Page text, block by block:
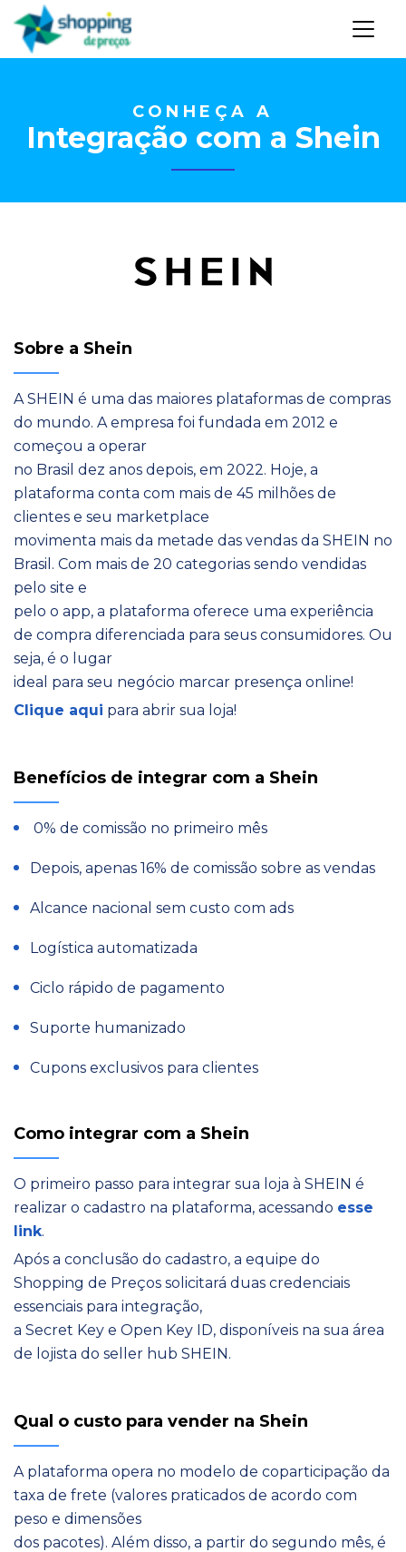
CONHEÇA A
Integração com a Shein
Sobre a Shein
A SHEIN é uma das maiores plataformas de compras
do mundo. A empresa foi fundada em 2012 e
começou a operar
no Brasil dez anos depois, em 2022. Hoje, a
plataforma conta com mais de 45 milhões de
clientes e seu marketplace
movimenta mais da metade das vendas da SHEIN no
Brasil. Com mais de 20 categorias sendo vendidas
pelo site e
pelo o app, a plataforma oferece uma experiência
de compra diferenciada para seus consumidores. Ou
seja, é o lugar
ideal para seu negócio marcar presença online!
Clique aqui para abrir sua loja!
Benefícios de integrar com a Shein
0% de comissão no primeiro mês
Depois, apenas 16% de comissão sobre as vendas
Alcance nacional sem custo com ads
Logística automatizada
Ciclo rápido de pagamento
Suporte humanizado
Cupons exclusivos para clientes
Como integrar com a Shein
O primeiro passo para integrar sua loja à SHEIN é
realizar o cadastro na plataforma, acessando esse
link.
Após a conclusão do cadastro, a equipe do
Shopping de Preços solicitará duas credenciais
essenciais para integração,
a Secret Key e Open Key ID, disponíveis na sua área
de lojista do seller hub SHEIN.
Qual o custo para vender na Shein
A plataforma opera no modelo de coparticipação da
taxa de frete (valores praticados de acordo com
peso e dimensões
dos pacotes). Além disso, a partir do segundo mês, é